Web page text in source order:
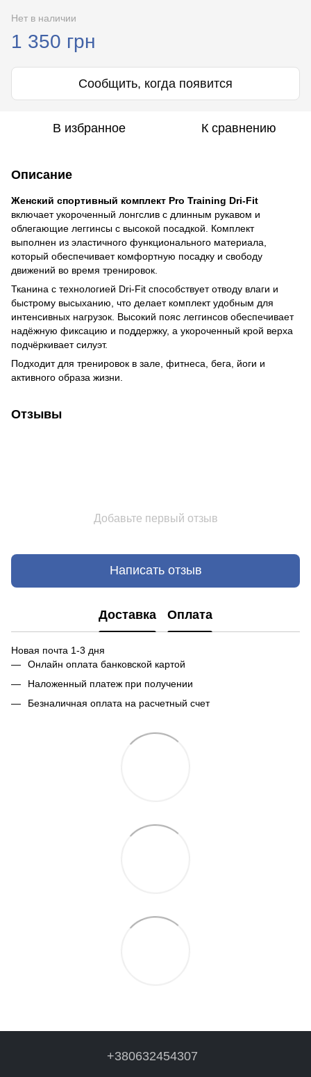
Нет в наличии
1 350 грн
Сообщить, когда появится
В избранное К сравнению
Описание
Женский спортивный комплект Pro Training Dri-Fit
включает укороченный лонгслив с длинным рукавом и
облегающие леггинсы с высокой посадкой. Комплект
выполнен из эластичного функционального материала,
который обеспечивает комфортную посадку и свободу
движений во время тренировок.
Тканина с технологией Dri-Fit способствует отводу влаги и
быстрому высыханию, что делает комплект удобным для
интенсивных нагрузок. Высокий пояс леггинсов обеспечивает
надёжную фиксацию и поддержку, а укороченный крой верха
подчёркивает силуэт.
Подходит для тренировок в зале, фитнеса, бега, йоги и
активного образа жизни.
Отзывы
Добавьте первый отзыв
Написать отзыв
Доставка Оплата
Новая почта 1-3 дня
Онлайн оплата банковской картой
Наложенный платеж при получении
Безналичная оплата на расчетный счет
+380632454307